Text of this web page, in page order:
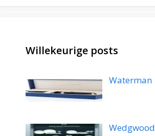
Willekeurige posts
Waterman
Wedgwood